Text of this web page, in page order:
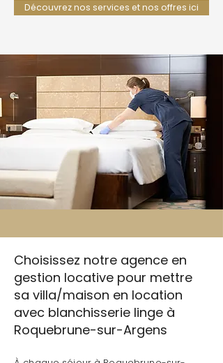
Découvrez nos services et nos offres ici
Choisissez notre agence en
gestion locative pour mettre
sa villa/maison en location
avec blanchisserie linge à
Roquebrune-sur-Argens